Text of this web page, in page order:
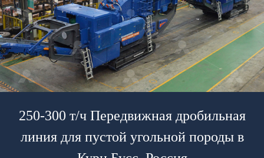
250-300 т/ч Передвижная дробильная
линия для пустой угольной породы в